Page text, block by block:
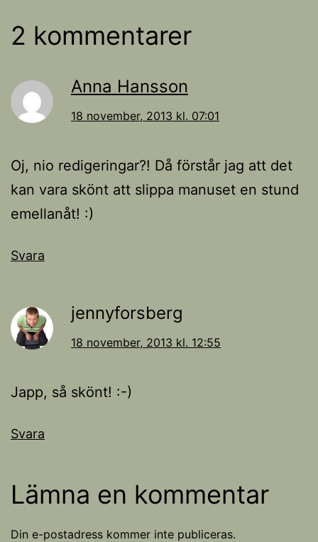
2 kommentarer
Anna Hansson
18 november, 2013 kl. 07:01
Oj, nio redigeringar?! Då förstår jag att det
kan vara skönt att slippa manuset en stund
emellanåt! :)
Svara
jennyforsberg
18 november, 2013 kl. 12:55
Japp, så skönt! :-)
Svara
Lämna en kommentar
Din e-postadress kommer inte publiceras.